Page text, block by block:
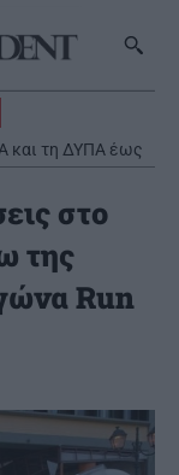
στο Κρασνοντάρ
drones
στο
της
Run